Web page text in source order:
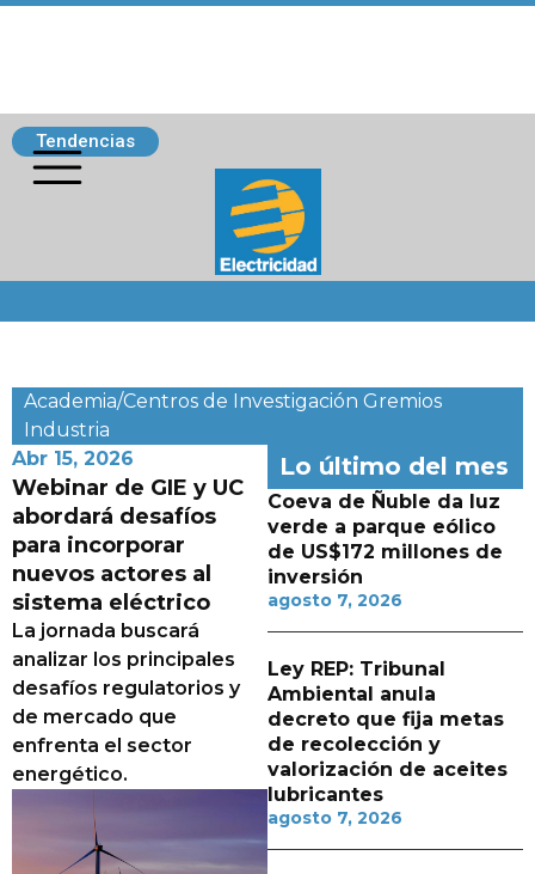
Tendencias
Academia/Centros de Investigación Gremios
Industria
Abr 15, 2026
Webinar de GIE y UC
abordará desafíos
para incorporar
nuevos actores al
sistema eléctrico
La jornada buscará
analizar los principales
desafíos regulatorios y
de mercado que
enfrenta el sector
energético.
Lo último del mes
Coeva de Ñuble da luz
verde a parque eólico
de US$172 millones de
inversión
agosto 7, 2026
Ley REP: Tribunal
Ambiental anula
decreto que fija metas
de recolección y
valorización de aceites
lubricantes
agosto 7, 2026